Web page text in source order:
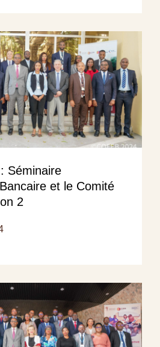
Séminaire
et le Comité
2